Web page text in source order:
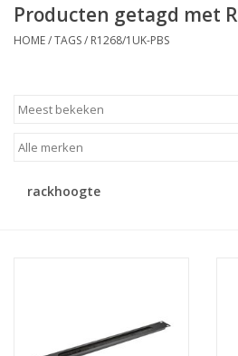
Frontdeuren
Opbergen
Serverkasten
Kooimoeren
Producten getagd met
HOME/TAGS/ R1268/1UK-PBS
rackhoogte